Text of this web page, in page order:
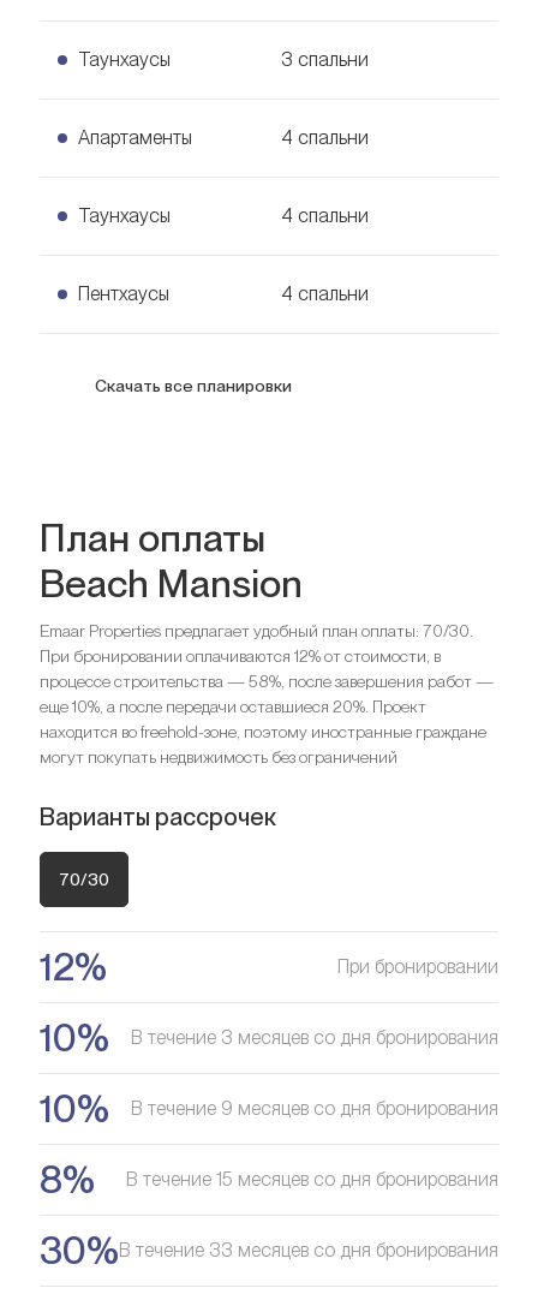
Узнать цену115 кв. м.
Спальни
Парковка
1
Оставить заявку
3 спальни Апартаменты
Узнать цену149 кв. м.
Ванные комнаты
инвестиций?
цене
Оставить заявку
Таунхаусы 3 спальни
3 спальни Таунхаусы
Узнать цену210 кв. м.
Спальни
3
Ванные комнаты
Парковка
1
Ищете выгодный вариант для
инвестиций?
Мы поможем вам приобрести актив, который растёт в
цене
Апартаменты 4 спальни
4 спальни Апартаменты
Узнать цену229 кв. м.
Ванные комнаты
Парковка
Ищете выгодный вариант для
инвестиций?
Мы поможем вам приобрести актив, который растёт в
цене
Оставить заявку
Таунхаусы 4 спальни
4 спальни Таунхаусы
Узнать цену237 кв. м.
Парковка
Ищете выгодный вариант для
инвестиций?
Мы поможем вам приобрести актив, который растёт в
Пентхаусы 4 спальни
4 спальни Пентхаусы
Спальни
4
Ванные комнаты
Парковка
1
Ищете выгодный вариант для
инвестиций?
Мы поможем вам приобрести актив, который растёт в
Скачать все планировки
План оплаты
Beach Mansion
Emaar Properties предлагает удобный план оплаты: 70/30.
При бронировании оплачиваются 12% от стоимости, в
процессе строительства — 58%, после завершения работ —
еще 10%, а после передачи оставшиеся 20%. Проект
находится во freehold-зоне, поэтому иностранные граждане
могут покупать недвижимость без ограничений
Варианты рассрочек
70/30
12% При бронировании
10% В течение 3 месяцев со дня бронирования
10% В течение 9 месяцев со дня бронирования
8% В течение 15 месяцев со дня бронирования
30%В течение 33 месяцев со дня бронирования